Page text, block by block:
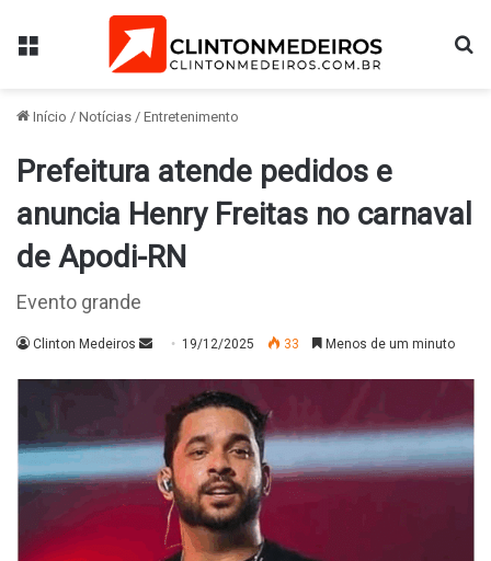
Menu
Início / Notícias / Entretenimento
Prefeitura atende pedidos e
anuncia Henry Freitas no carnaval
de Apodi-RN
Evento grande
Clinton Medeiros
Mande19/12/2025 33 Menos de um minuto